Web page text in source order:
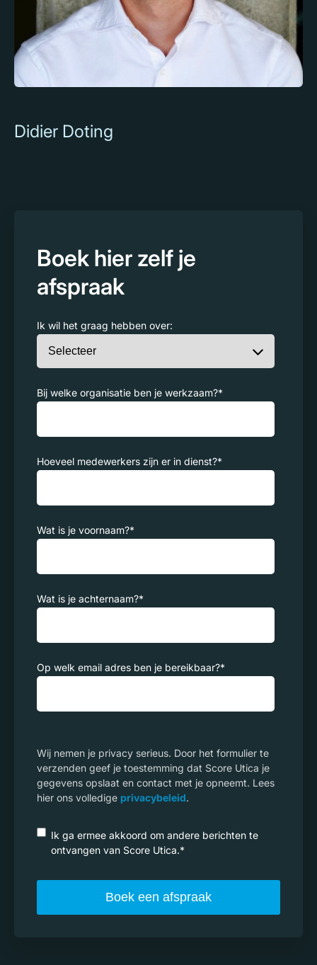
Didier Doting
Boek hier zelf je
afspraak
Ik wil het graag hebben over:
Bij welke organisatie ben je werkzaam?*
Hoeveel medewerkers zijn er in dienst?*
Wat is je voornaam?*
Wat is je achternaam?*
Op welk email adres ben je bereikbaar?*
Wij nemen je privacy serieus. Door het formulier te
verzenden geef je toestemming dat Score Utica je
gegevens opslaat en contact met je opneemt. Lees
hier ons volledige privacybeleid.
Ik ga ermee akkoord om andere berichten te
ontvangen van Score Utica.*